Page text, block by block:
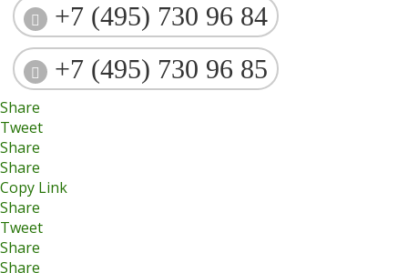
+7 (495) 730 96 84
+7 (495) 730 96 85
Share
Tweet
Share
Share
Copy Link
Share
Tweet
Share
Share